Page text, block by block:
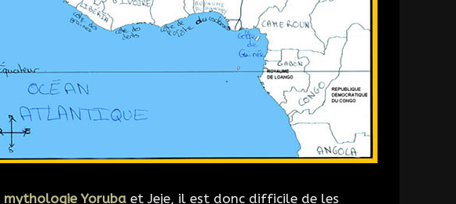
mythologie Yoruba et Jeje, il est donc difficile de les